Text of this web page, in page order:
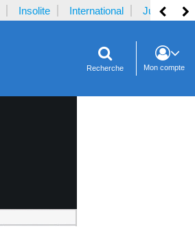
Insolite International Justice
Recherche Mon compte